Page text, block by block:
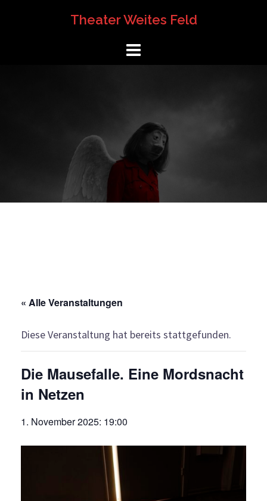
Theater Weites Feld
« Alle Veranstaltungen
Diese Veranstaltung hat bereits stattgefunden.
Die Mausefalle. Eine Mordsnacht
in Netzen
1. November 2025: 19:00